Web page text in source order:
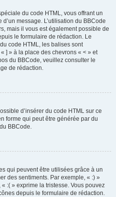
du code HTML, vous offrant un
message. L’utilisation du BBCode
mais il vous est également possible de
le formulaire de rédaction. Le
code HTML, les balises sont
] » à la place des chevrons « < » et
du BBCode, veuillez consulter le
de rédaction.
d’insérer du code HTML sur ce
forme qui peut être générée par du
BBCode.
qui peuvent être utilisées grâce à un
des sentiments. Par exemple, « :) »
:( » exprime la tristesse. Vous pouvez
depuis le formulaire de rédaction.